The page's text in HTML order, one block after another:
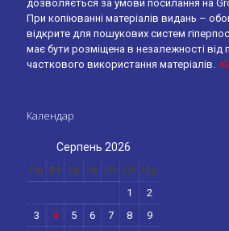
дозволяється за умови посилання на
При копіюванні матеріалів видань –
відкрите для пошукових систем
має бути розміщена в незалежності від
часткового використання матеріалів.
Календар
Серпень 2026
Пн Вт Ср Чт Пт Сб Нд
1
2
3
4 5 6 7 8
9